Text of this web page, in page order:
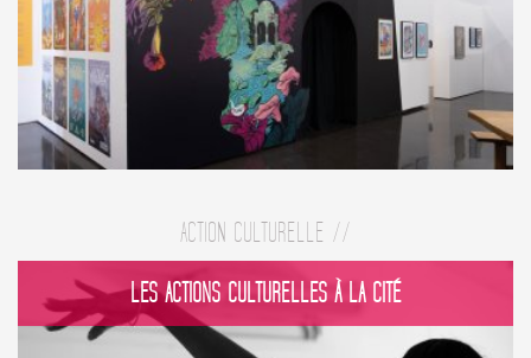
ACTION CULTURELLE //
LES ACTIONS CULTURELLES À LA CITÉ